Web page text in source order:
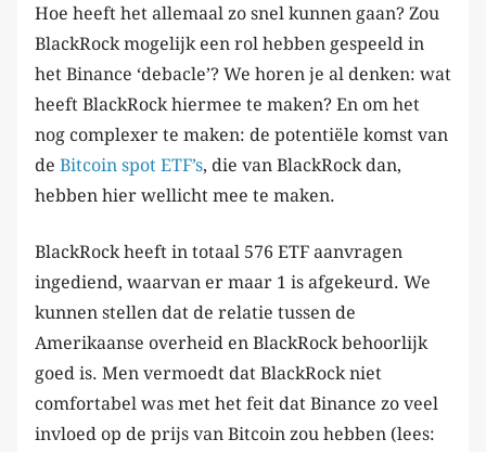
Hoe heeft het allemaal zo snel kunnen gaan? Zou
BlackRock mogelijk een rol hebben gespeeld in
het Binance ‘debacle’? We horen je al denken: wat
heeft BlackRock hiermee te maken? En om het
nog complexer te maken: de potentiële komst van
de Bitcoin spot ETF’s, die van BlackRock dan,
hebben hier wellicht mee te maken.
BlackRock heeft in totaal 576 ETF aanvragen
ingediend, waarvan er maar 1 is afgekeurd. We
kunnen stellen dat de relatie tussen de
Amerikaanse overheid en BlackRock behoorlijk
goed is. Men vermoedt dat BlackRock niet
comfortabel was met het feit dat Binance zo veel
invloed op de prijs van Bitcoin zou hebben (lees: